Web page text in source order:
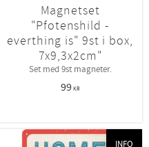
Magnetset
"Pfotenshild -
everthing is" 9st i box,
7x9,3x2cm"
Set med 9st magneter.
99KR
INFO